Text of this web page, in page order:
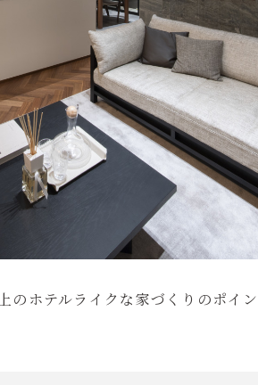
ホテルライクな家づくりのポイ